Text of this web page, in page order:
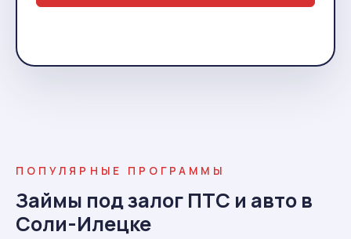
ПОПУЛЯРНЫЕ ПРОГРАММЫ
Займы под залог ПТС и авто в
Соли-Илецке